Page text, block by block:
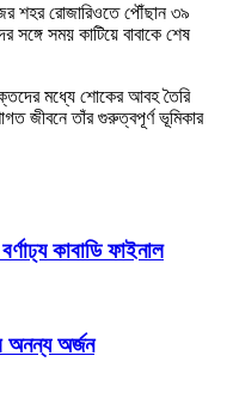
শহর রোজারিওতে পৌঁছান ৩৯
সঙ্গে সময় কাটিয়ে বাবাকে শেষ
মধ্যে শোকের আবহ তৈরি
জীবনে তাঁর গুরুত্বপূর্ণ ভূমিকার
কাবাডি ফাইনাল
অনন্য অর্জন